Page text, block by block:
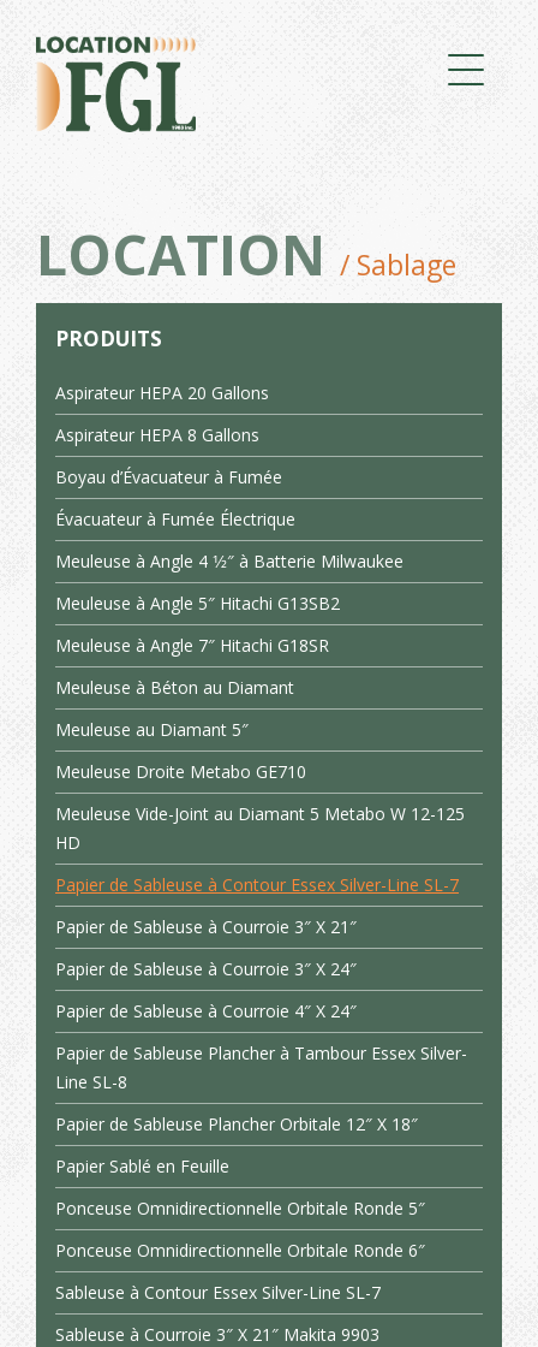
LOCATION / Sablage
PRODUITS
Aspirateur HEPA 20 Gallons
Aspirateur HEPA 8 Gallons
Boyau d’Évacuateur à Fumée
Évacuateur à Fumée Électrique
Meuleuse à Angle 4 1⁄2″ à Batterie Milwaukee
Meuleuse à Angle 5″ Hitachi G13SB2
Meuleuse à Angle 7″ Hitachi G18SR
Meuleuse à Béton au Diamant
Meuleuse au Diamant 5″
Meuleuse Droite Metabo GE710
Meuleuse Vide-Joint au Diamant 5 Metabo W 12-125
HD
Papier de Sableuse à Contour Essex Silver-Line SL-7
Papier de Sableuse à Courroie 3″ X 21″
Papier de Sableuse à Courroie 3″ X 24″
Papier de Sableuse à Courroie 4″ X 24″
Papier de Sableuse Plancher à Tambour Essex Silver-
Line SL-8
Papier de Sableuse Plancher Orbitale 12″ X 18″
Papier Sablé en Feuille
Ponceuse Omnidirectionnelle Orbitale Ronde 5″
Ponceuse Omnidirectionnelle Orbitale Ronde 6″
Sableuse à Contour Essex Silver-Line SL-7
Sableuse à Courroie 3″ X 21″ Makita 9903